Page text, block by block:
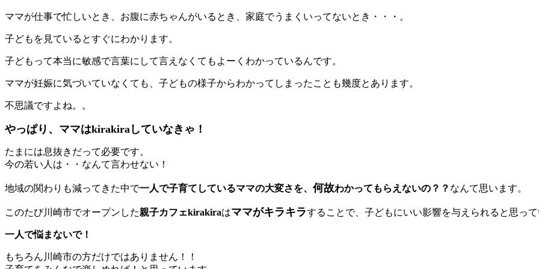
ママが仕事で忙しいとき、お腹に赤ちゃんがいるとき、家庭でうまくいってないとき・・・。
子どもを見ているとすぐにわかります。
子どもって本当に敏感で言葉にして言えなくてもよーくわかっているんです。
ママが妊娠に気づいていなくても、子どもの様子からわかってしまったことも幾度とあります。
不思議ですよね。。
やっぱり、ママはkirakiraしていなきゃ！
たまには息抜きだって必要です。
今の若い人は・・なんて言わせない！
地域の関わりも減ってきた中で一人で子育てしているママの大変さを、 何故わかってもらえないの？？ なんて思います。
このたび川崎市でオープンした親子カフェkirakiraはママがキラキラすることで、子どもにいい影響を与えられると思っ
一人で悩まないで！
もちろん川崎市の方だけではありません！！